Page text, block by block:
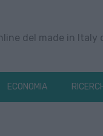
del made in Italy
ECONOMIA